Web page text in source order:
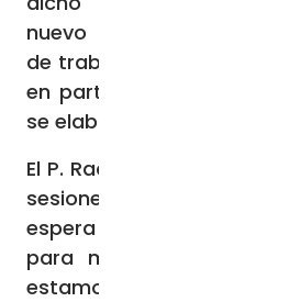
nuevo
de trabajo) para la sesión
en parte, en el
se elaborará al final de la
El P. Radcliffe describió el
sesiones sinodales
espera activa”, y
para muchas personas
estamos haciendo”.